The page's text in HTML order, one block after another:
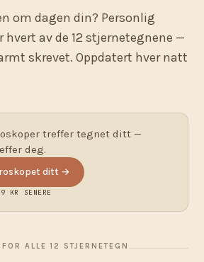
om dagen din? Personlig
av de 12 stjernetegnene —
skrevet. Oppdatert hver natt
treffer tegnet ditt —
deg.
ditt →
KR SENERE
ALLE 12 STJERNETEGN